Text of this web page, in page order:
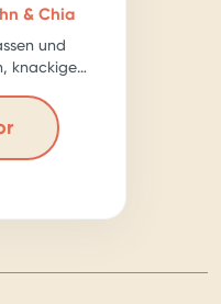
& Chia
und
knackige